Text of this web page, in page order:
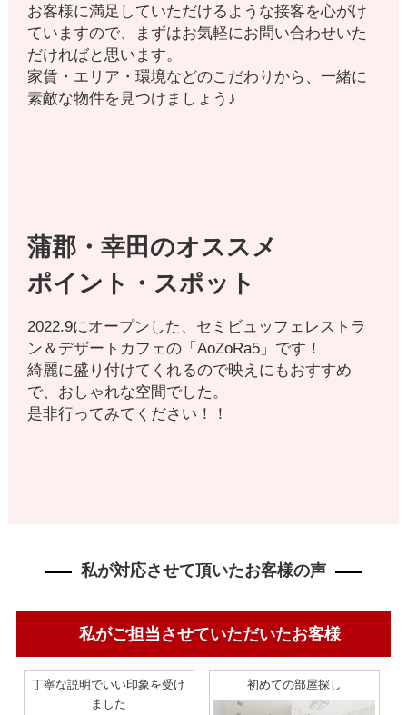
お客様に満足していただけるような接客を心がけ
ていますので、まずはお気軽にお問い合わせいた
だければと思います。
家賃・エリア・環境などのこだわりから、一緒に
素敵な物件を見つけましょう♪
蒲郡・幸田のオススメ
ポイント・スポット
2022.9にオープンした、セミビュッフェレストラ
ン＆デザートカフェの「AoZoRa5」です！
綺麗に盛り付けてくれるので映えにもおすすめ
で、おしゃれな空間でした。
是非行ってみてください！！
私が対応させて頂いたお客様の声
私がご担当させていただいたお客様
丁寧な説明でいい印象を受け
ました
初めての部屋探し